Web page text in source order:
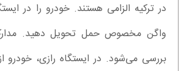
در ترکیه الزامی هستند. خودرو را در
واگن مخصوص حمل تحویل دهید.
بررسی می‌شود. در ایستگاه رازی، خودرو